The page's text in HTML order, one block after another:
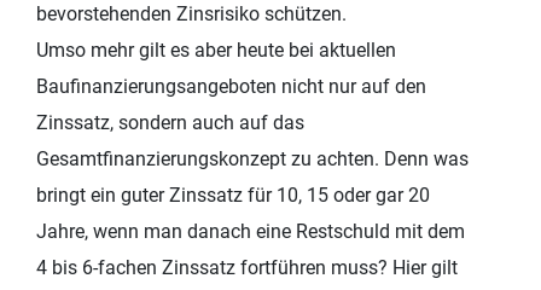
bevorstehenden Zinsrisiko schützen.
Umso mehr gilt es aber heute bei aktuellen
Baufinanzierungsangeboten nicht nur auf den
Zinssatz, sondern auch auf das
Gesamtfinanzierungskonzept zu achten. Denn was
bringt ein guter Zinssatz für 10, 15 oder gar 20
Jahre, wenn man danach eine Restschuld mit dem
4 bis 6-fachen Zinssatz fortführen muss? Hier gilt